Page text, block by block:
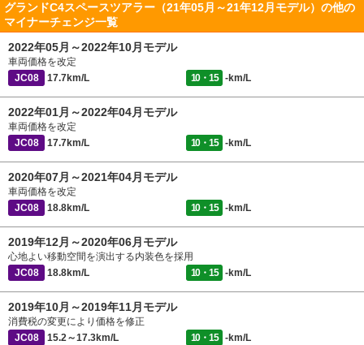
グランドC4スペースツアラー（21年05月～21年12月モデル）の他の
マイナーチェンジ一覧
2022年05月～2022年10月モデル
車両価格を改定
JC08
17.7km/L 10・15 -km/L
2022年01月～2022年04月モデル
車両価格を改定
JC08
17.7km/L 10・15 -km/L
2020年07月～2021年04月モデル
車両価格を改定
JC08
18.8km/L 10・15 -km/L
2019年12月～2020年06月モデル
心地よい移動空間を演出する内装色を採用
JC08
18.8km/L 10・15 -km/L
2019年10月～2019年11月モデル
消費税の変更により価格を修正
JC08
15.2～17.3km/L 10・15 -km/L